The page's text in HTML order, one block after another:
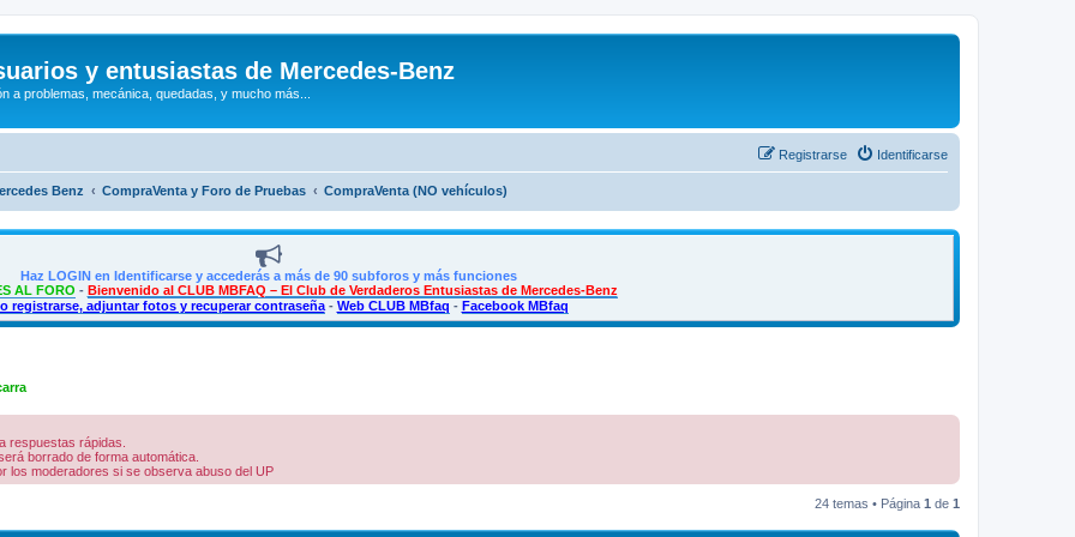
y entusiastas de Mercedes-Benz
a problemas, mecánica, quedadas, y mucho más...
Identificarse
Registrarse
Benz CompraVenta y Foro de Pruebas CompraVenta (NO vehículos)
Haz LOGIN en Identificarse y accederás a más de 90 subforos y más funciones
AL FORO - Bienvenido al CLUB MBFAQ – El Club de Verdaderos Entusiastas de Mercedes-Benz
registrarse, adjuntar fotos y recuperar contraseña- Web CLUB MBfaq - Facebook MBfaq
respuestas rápidas.
borrado de forma automática.
los moderadores si se observa abuso del UP
24 temas • Página 1 de 1